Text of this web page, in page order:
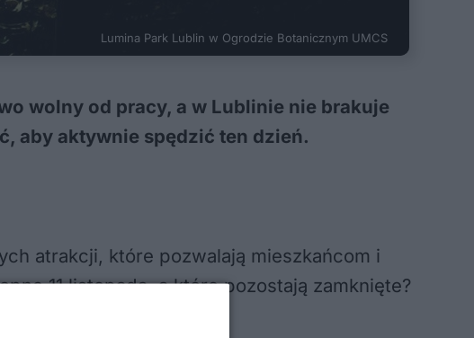
Lumina Park Lublin w Ogrodzie Botanicznym UMCS
wolny od pracy, a w Lublinie nie brakuje
aby aktywnie spędzić ten dzień.
atrakcji, które pozwalają mieszkańcom i
11 listopada, a które pozostają zamknięte?
w mieście.